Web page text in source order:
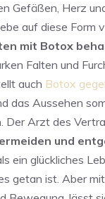
Gefäßen, Herz
auf diese Form
mit Botox
Falten und
auch Botox
das Aussehen
Arzt des
und
ein glückliches
getan ist. Aber